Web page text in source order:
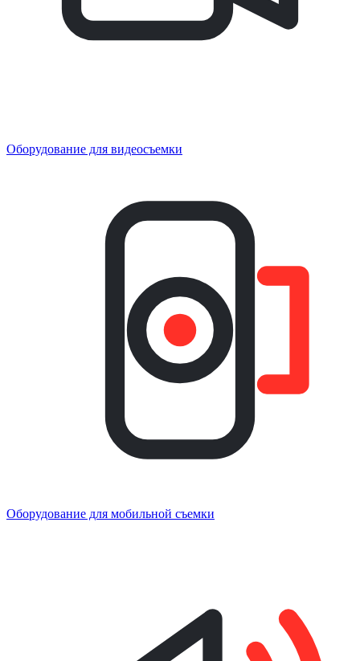
Оборудование для видеосъемки
Оборудование для мобильной съемки